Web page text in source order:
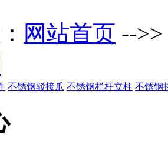
网站首页 -->>
不锈钢驳接爪 不锈钢栏杆立柱 不锈钢